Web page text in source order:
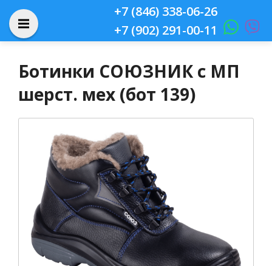
+7 (846) 338-06-26
+7 (902) 291-00-11
Ботинки СОЮЗНИК с МП
шерст. мех (бот 139)